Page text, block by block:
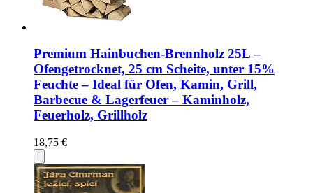
Premium Hainbuchen-Brennholz 25L –
Ofengetrocknet, 25 cm Scheite, unter 15%
Feuchte – Ideal für Ofen, Kamin, Grill,
Barbecue & Lagerfeuer – Kaminholz,
Feuerholz, Grillholz
18,75 €